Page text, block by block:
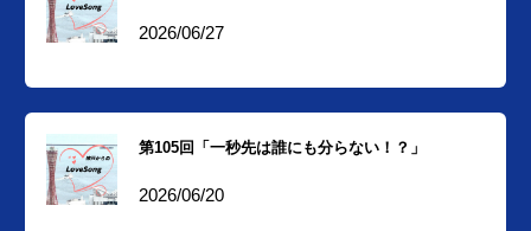
2026/06/27
第105回「一秒先は誰にも分らない！？」
2026/06/20